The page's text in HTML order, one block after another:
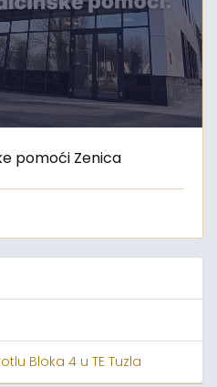
pomoći Zenica
Bloka 4 u TE Tuzla